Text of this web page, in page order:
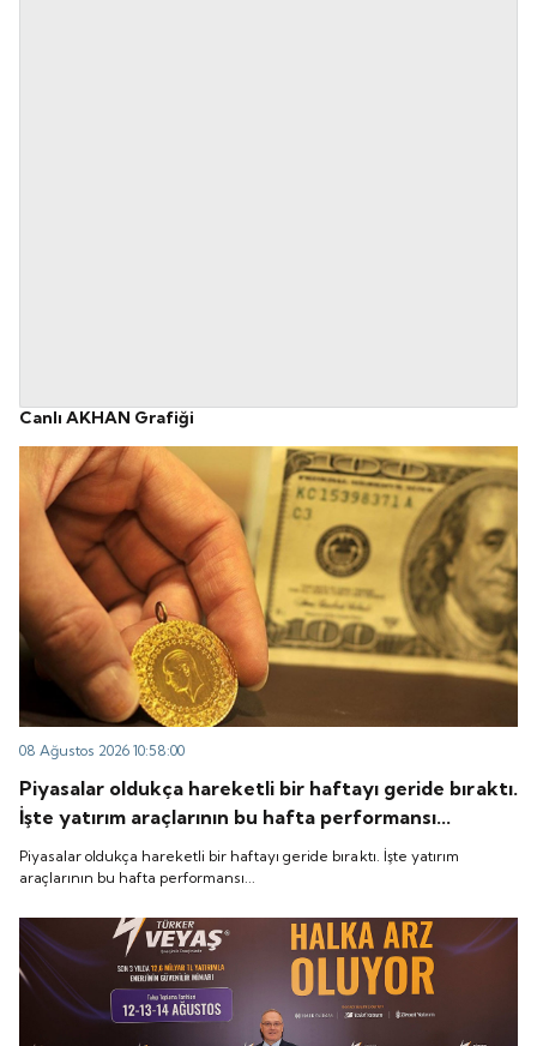
Canlı AKHAN Grafiği
08 Ağustos 2026 10:58:00
Piyasalar oldukça hareketli bir haftayı geride bıraktı.
İşte yatırım araçlarının bu hafta performansı...
Piyasalar oldukça hareketli bir haftayı geride bıraktı. İşte yatırım
araçlarının bu hafta performansı...